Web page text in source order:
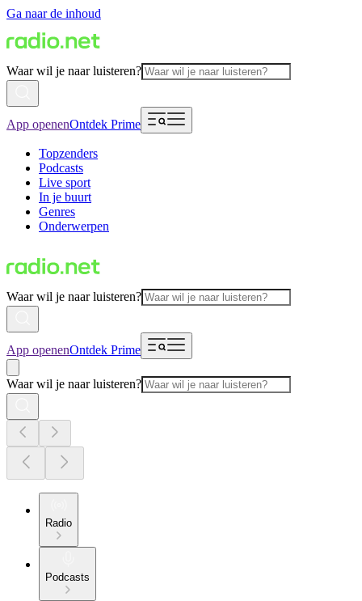
Ga naar de inhoud
Waar wil je naar luisteren?
App openenOntdek Prime
Topzenders
Podcasts
Live sport
In je buurt
Genres
Onderwerpen
Waar wil je naar luisteren?
App openenOntdek Prime
Waar wil je naar luisteren?
Radio
Podcasts